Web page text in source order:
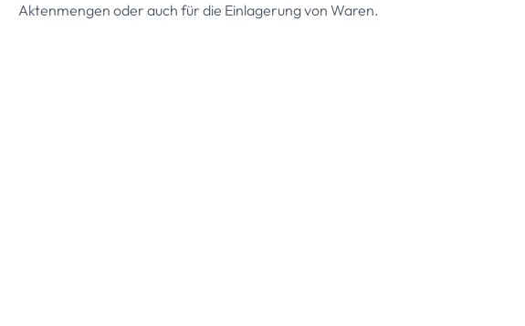
Aktenmengen oder auch für die Einlagerung von Waren.